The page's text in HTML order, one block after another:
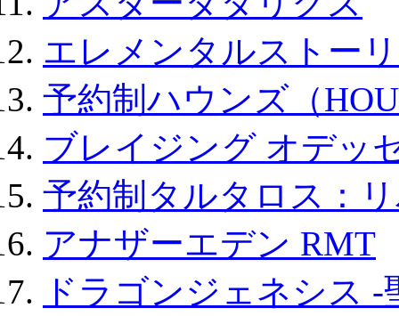
エレメンタルストー
予約制ハウンズ（
ブレイジング オデッ
予約制タルタロス：
アナザーエデン RMT
ドラゴンジェネシス